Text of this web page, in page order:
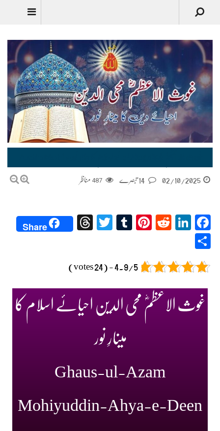
02/10/2025
487 مناظر
Facebook
LinkedIn
Reddit
Pinterest
Tumblr
Twitter
Threads
Share
4.9/5 - (24 votes)
غوث الاعظمؓ محی الدین احیائے اسلام کا
مینارِ نور
Ghaus-ul-Azam
Mohiyuddin-Ahya-e-Deen